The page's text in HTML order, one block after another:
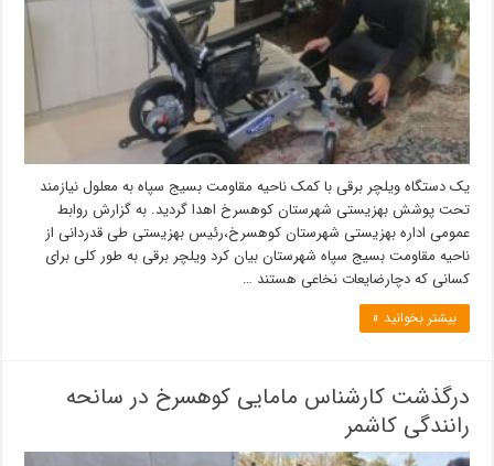
یک دستگاه ویلچر برقی با کمک ناحیه مقاومت بسیج سپاه به معلول نیازمند
تحت پوشش بهزیستی شهرستان کوهسرخ اهدا گردید. به گزارش روابط
عمومی اداره بهزیستی شهرستان کوهسرخ،رئيس بهزیستی طی قدردانی از
ناحیه مقاومت بسیج سپاه شهرستان بیان کرد ویلچر برقی به طور کلی برای
کسانی که دچارضایعات نخاعی هستند …
بیشتر بخوانید »
درگذشت کارشناس مامایی کوهسرخ در سانحه
رانندگی کاشمر